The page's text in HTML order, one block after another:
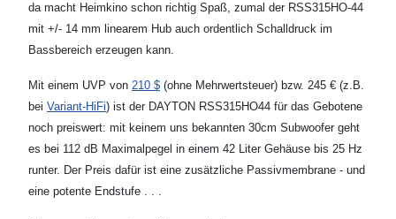
da macht Heimkino schon richtig Spaß, zumal der RSS315HO-44
mit +/- 14 mm linearem Hub auch ordentlich Schalldruck im
Bassbereich erzeugen kann.
Mit einem UVP von 210 $ (ohne Mehrwertsteuer) bzw. 245 € (z.B.
bei Variant-HiFi) ist der DAYTON RSS315HO44 für das Gebotene
noch preiswert: mit keinem uns bekannten 30cm Subwoofer geht
es bei 112 dB Maximalpegel in einem 42 Liter Gehäuse bis 25 Hz
runter. Der Preis dafür ist eine zusätzliche Passivmembrane - und
eine potente Endstufe . . .